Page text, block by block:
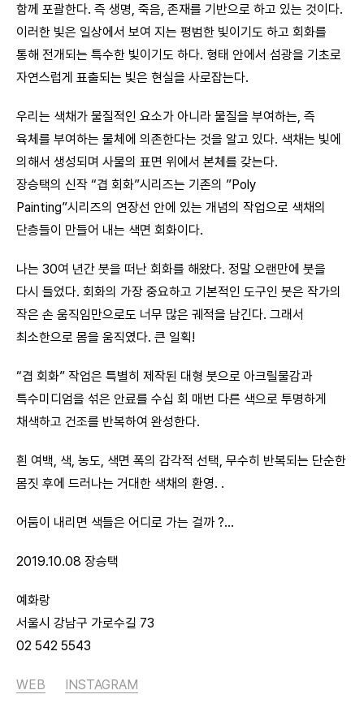
함께 포괄한다. 즉 생명, 죽음, 존재를 기반으로 하고 있는 것이다.
이러한 빛은 일상에서 보여 지는 평범한 빛이기도 하고 회화를
통해 전개되는 특수한 빛이기도 하다. 형태 안에서 섬광을 기초로
자연스럽게 표출되는 빛은 현실을 사로잡는다.
우리는 색채가 물질적인 요소가 아니라 물질을 부여하는, 즉
육체를 부여하는 물체에 의존한다는 것을 알고 있다. 색채는 빛에
의해서 생성되며 사물의 표면 위에서 본체를 갖는다.
장승택의 신작 “겹 회화”시리즈는 기존의 ”Poly
Painting”시리즈의 연장선 안에 있는 개념의 작업으로 색채의
단층들이 만들어 내는 색면 회화이다.
나는 30여 년간 붓을 떠난 회화를 해왔다. 정말 오랜만에 붓을
다시 들었다. 회화의 가장 중요하고 기본적인 도구인 붓은 작가의
작은 손 움직임만으로도 너무 많은 궤적을 남긴다. 그래서
최소한으로 몸을 움직였다. 큰 일획!
“겹 회화” 작업은 특별히 제작된 대형 붓으로 아크릴물감과
특수미디엄을 섞은 안료를 수십 회 매번 다른 색으로 투명하게
채색하고 건조를 반복하여 완성한다.
흰 여백, 색, 농도, 색면 폭의 감각적 선택, 무수히 반복되는 단순한
몸짓 후에 드러나는 거대한 색채의 환영. .
어둠이 내리면 색들은 어디로 가는 걸까 ?…
2019.10.08 장승택
예화랑
서울시 강남구 가로수길 73
02 542 5543
WEB INSTAGRAM